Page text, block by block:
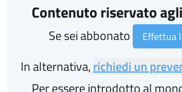
Contenuto riservato
Se sei abbonato Effettua
In alternativa,richiedi un
Per essere introdotto al